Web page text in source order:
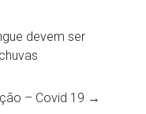
devem ser
– Covid 19 →